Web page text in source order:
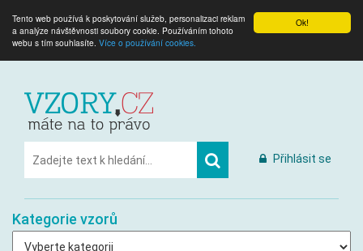
Ok!
Tento web používá k poskytování služeb, personalizaci reklam
a analýze návštěvnosti soubory cookie. Používáním tohoto
webu s tím souhlasíte. Více o používání cookies.
Přihlásit se
Kategorie vzorů